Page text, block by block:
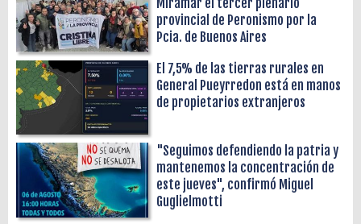
provincial de Peronismo por la
Pcia. de Buenos Aires
El 7,5% de las tierras rurales en
General Pueyrredon está en manos
de propietarios extranjeros
"Seguimos defendiendo la patria y
mantenemos la concentración de
este jueves", confirmó Miguel
Guglielmotti